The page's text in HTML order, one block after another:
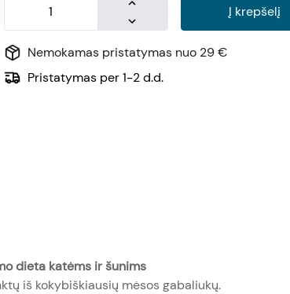
Į krepšelį
Nemokamas pristatymas nuo 29 €
Pristatymas per 1-2 d.d.
dieta katėms ir šunims
iš kokybiškiausių mėsos gabaliukų.